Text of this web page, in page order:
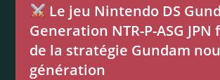
Le jeu Nintendo DS
Generation NTR-P-ASG
de la stratégie Gundam
génération